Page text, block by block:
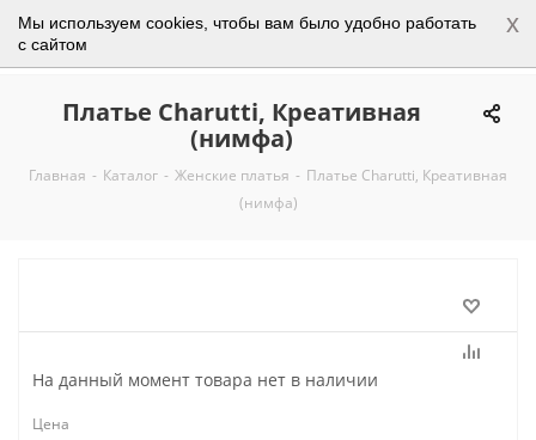
Мы используем cookies, чтобы вам было удобно работать
с сайтом
x
0
Платье Charutti, Креативная
(нимфа)
Главная - Каталог - Женские платья - Платье Charutti, Креативная
(нимфа)
На данный момент товара нет в наличии
Цена